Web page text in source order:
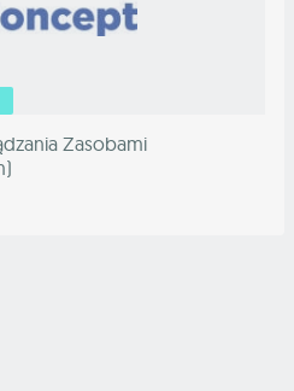
Zasobami